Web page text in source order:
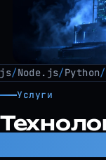
/Python/PHP/
Услуги